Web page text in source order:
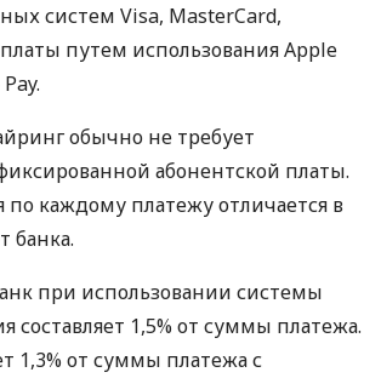
систем Visa, MasterCard,
путем использования Apple
обычно не требует
абонентской платы.
по каждому платежу отличается в
банка.
при использовании системы
составляет 1,5% от суммы платежа.
1,3% от суммы платежа с